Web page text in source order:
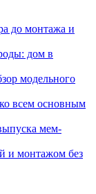
до монтажа и
дом в
модельного
всем основным
мем-
и монтажом без